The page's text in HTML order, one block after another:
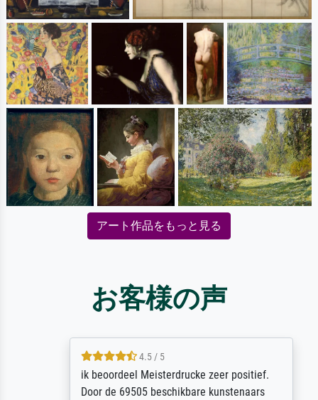
アート作品をもっと見る
お客様の声
4.5 / 5
ik beoordeel Meisterdrucke zeer positief.
Door de 69505 beschikbare kunstenaars